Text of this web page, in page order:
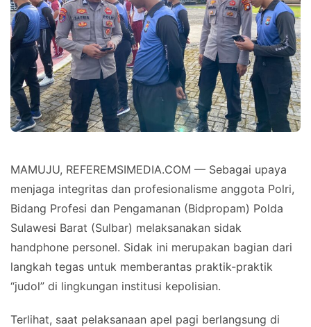
MAMUJU, REFEREMSIMEDIA.COM — Sebagai upaya
menjaga integritas dan profesionalisme anggota Polri,
Bidang Profesi dan Pengamanan (Bidpropam) Polda
Sulawesi Barat (Sulbar) melaksanakan sidak
handphone personel. Sidak ini merupakan bagian dari
langkah tegas untuk memberantas praktik-praktik
“judol” di lingkungan institusi kepolisian.
Terlihat, saat pelaksanaan apel pagi berlangsung di